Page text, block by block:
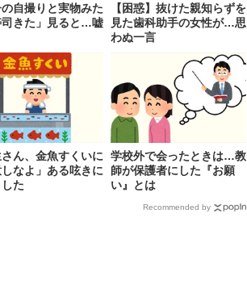
の自撮りと実物みた
司きた」見ると…嘘
【困惑】抜けた親知らずを
見た歯科助手の女性が…思
わぬ一言
さん、金魚すくいに
なよ」ある呟きに
た
学校外で会ったときは…教
師が保護者にした『お願
い』とは
Recommended by